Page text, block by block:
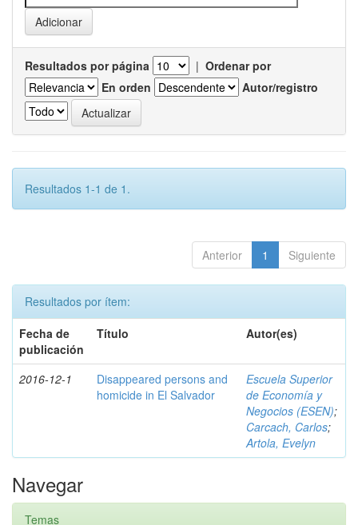
Resultados por página | Ordenar por
En orden
Autor/registro
Resultados 1-1 de 1.
Anterior 1 Siguiente
Resultados por ítem:
Fecha de
publicación
Título Autor(es)
2016-12-1
Disappeared persons and
homicide in El Salvador
Escuela Superior
de Economía y
Negocios (ESEN);
Carcach, Carlos;
Artola, Evelyn
Navegar
Temas